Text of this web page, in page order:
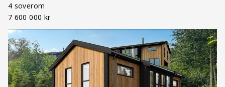
4 soverom
7 600 000 kr